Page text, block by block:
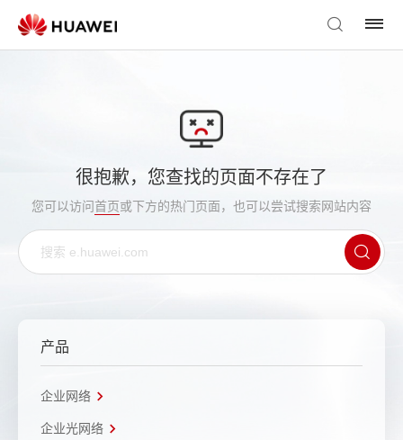
很抱歉，您查找的页面不存在了
您可以访问首页或下方的热门页面，也可以尝试搜索网站内容
产品
企业网络
企业光网络